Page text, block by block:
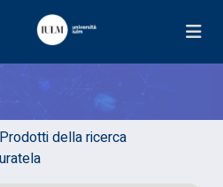
Prodotti della ricerca